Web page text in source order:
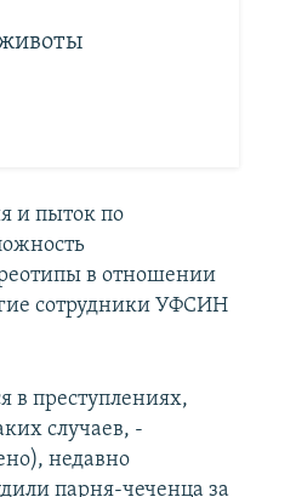
и пыток по
в отношении
сотрудники УФСИН
в преступлениях,
случаев, -
недавно
парня-чеченца за